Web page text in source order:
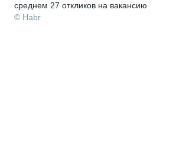
среднем 27 откликов на вакансию
© Habr